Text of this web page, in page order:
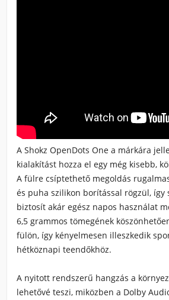
A Shokz OpenDots One a márkára
kialakítást hozza el egy még kisebb,
A fülre csíptethető megoldás
és puha szilikon borítással rögzül, így
biztosít akár egész napos használat
6,5 grammos tömegének
fülön, így kényelmesen illeszkedik
hétköznapi teendőkhöz.
A nyitott rendszerű hangzás a
lehetővé teszi, miközben a Dolby